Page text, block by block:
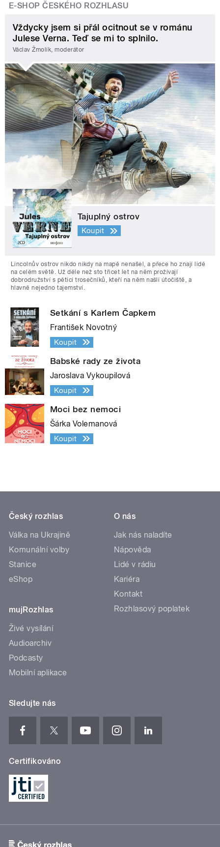
E-SHOP ČESKÉHO ROZHLASU
Vždycky jsem si přál ocitnout se v románu
Julese Verna. Teď se mi to splnilo.
Václav Žmolík, moderátor
Tajuplný ostrov
Koupit
Lincolnův ostrov nikdo nikdy na mapě nenašel, a přece ho znají lidé
na celém světě. Už déle než sto třicet let na něm prožívají
dobrodružství s pěticí trosečníků, kteří na něm našli útočiště, a
hlavně nejedno tajemství.
Setkání s Karlem Čapkem
František Novotný
Koupit
Babské rady ze života
Jaroslava Vykoupilová
Koupit
Moci bez nemoci
Šárka Volemanová
Koupit
Český rozhlas
Válka na Ukrajině
Komunální volby
Stanice
eShop
mujRozhlas
Živé vysílání
Audioarchiv
Podcasty
Mobilní aplikace
O nás
Jak nás naladíte
Nápověda
Lidé v rádiu
Kariéra
Kontakt
Rozhlasový poplatek
Sledujte nás
Certifikováno